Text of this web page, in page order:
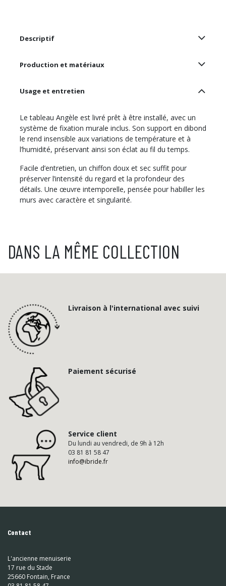
Descriptif
Production et matériaux
Usage et entretien
Le tableau Angèle est livré prêt à être installé, avec un
système de fixation murale inclus. Son support en dibond
le rend insensible aux variations de température et à
l’humidité, préservant ainsi son éclat au fil du temps.
Facile d’entretien, un chiffon doux et sec suffit pour
préserver l’intensité du regard et la profondeur des
détails. Une œuvre intemporelle, pensée pour habiller les
murs avec caractère et singularité.
DANS LA MÊME COLLECTION
Livraison à l'international avec suivi
Paiement sécurisé
Service client
Du lundi au vendredi, de 9h à 12h
03 81 81 58 47
info@ibride.fr
Contact
L'ancienne menuiserie
17 rue du Stade
25660 Fontain, France